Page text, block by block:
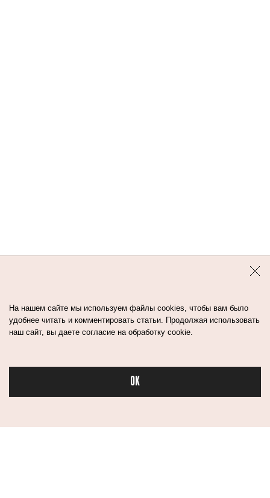
На нашем сайте мы используем файлы cookies, чтобы вам было
удобнее читать и комментировать статьи. Продолжая использовать
наш сайт, вы даете согласие на обработку cookie.
OK